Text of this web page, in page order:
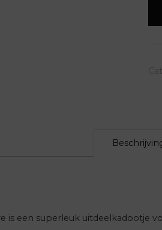
is een superleuk uitdeelkadootje